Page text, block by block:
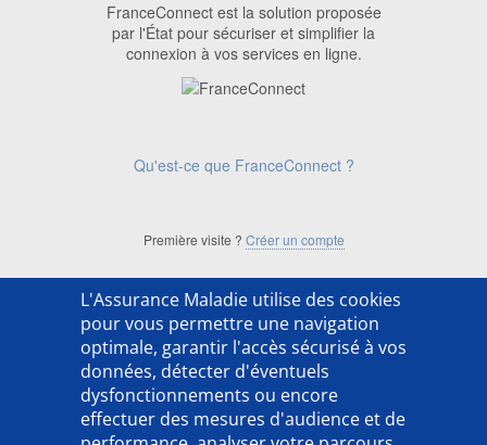
L'Assurance Maladie utilise des cookies
pour vous permettre une navigation
optimale, garantir l'accès sécurisé à vos
données, détecter d'éventuels
dysfonctionnements ou encore
effectuer des mesures d'audience et de
FranceConnect est la solution proposée
par l'État pour sécuriser et simplifier la
connexion à vos services en ligne.
Qu'est-ce que FranceConnect ?
Première visite ? Créer un compte
['ACSO254202LX']